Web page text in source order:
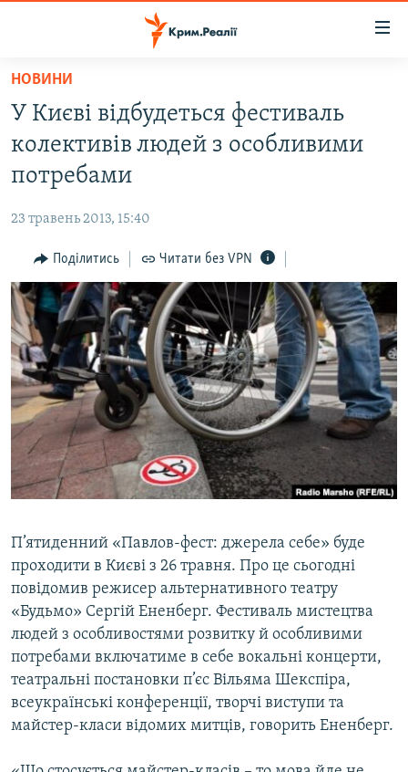
Перейти
основного
матеріалу
до
основної
навігації
Перейти
до
пошуку
ВІДЕО ТА ФОТО
БЛОГИ
ПОГЛЯД
ІНТЕРВ'Ю
ВСЕ ЗА ДЕНЬ
СПЕЦПРОЕКТИ
ДЕПОРТАЦІЯ
ВІДЕОУРОКИ «ELIFBE»
СВІДЧЕННЯ ОКУПАЦІЇ
УКРАЇНСЬКА ПРОБЛЕМА КРИМУ
ЯК ОБІЙТИ БЛОКУВАННЯ
Русский
Qırımtatar
Усі сайти RFE/RL
НОВИНИ
У Києві відбудеться фестиваль
колективів людей з особливими
потребами
23 травень 2013, 15:40
Поділитись Читати без VPN
П’ятиденний «Павлов-фест: джерела себе» буде
проходити в Києві з 26 травня. Про це сьогодні
повідомив режисер альтернативного театру
«Будьмо» Сергій Ененберг. Фестиваль мистецтва
людей з особливостями розвитку й особливими
потребами включатиме в себе вокальні концерти,
театральні постановки п’єс Вільяма Шекспіра,
всеукраїнські конференції, творчі виступи та
майстер-класи відомих митців, говорить Ененберг.